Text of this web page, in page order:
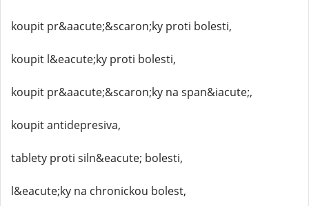
koupit pr&aacute;&scaron;ky proti bolesti,
koupit l&eacute;ky proti bolesti,
koupit pr&aacute;&scaron;ky na span&iacute;,
koupit antidepresiva,
tablety proti siln&eacute; bolesti,
l&eacute;ky na chronickou bolest,